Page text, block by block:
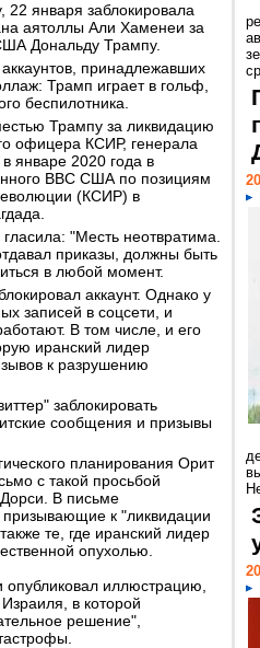
22 января заблокировала
аятоллы Али Хаменеи за
Дональду Трампу.
принадлежавших
Трамп играет в гольф,
беспилотника.
Трампу за ликвидацию
офицера КСИР, генерала
январе 2020 года в
ВВС США по позициям
(КСИР) в
"Месть неотвратима.
приказы, должны быть
в любой момент.
аккаунт. Однако у
записей в соцсети, и
В том числе, и его
иранский лидер
к разрушению
заблокировать
сообщения и призывы
планирования Орит
с такой просьбой
Дорси. В письме
к "ликвидации
те, где иранский лидер
опухолью.
иллюстрацию,
в которой
решение",